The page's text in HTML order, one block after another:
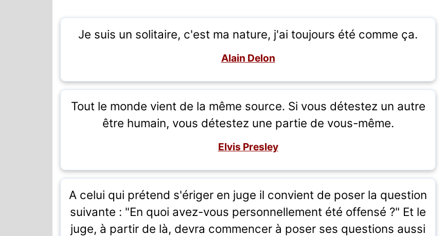
Je suis un solitaire, c'est ma nature, j'ai toujours été comme ça.
Alain Delon
Tout le monde vient de la même source. Si vous détestez un autre
être humain, vous détestez une partie de vous-même.
Elvis Presley
A celui qui prétend s'ériger en juge il convient de poser la question
suivante : "En quoi avez-vous personnellement été offensé ?" Et le
juge, à partir de là, devra commencer à poser ses questions aussi